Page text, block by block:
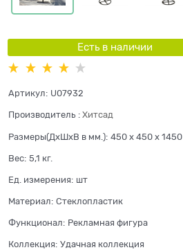
Есть в наличии
Артикул: U07932
Производитель : Хитсад
Размеры(ДхШхВ в мм.): 450 x 450 x 1450
Вес: 5,1 кг.
Ед. измерения: шт
Материал: Стеклопластик
Функционал: Рекламная фигура
Коллекция: Удачная коллекция